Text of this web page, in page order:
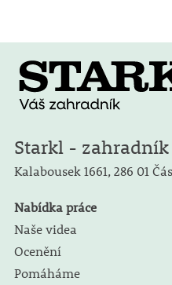
Starkl - zahradník
Kalabousek 1661, 286 01
Nabídka práce
Naše videa
Ocenění
Pomáháme